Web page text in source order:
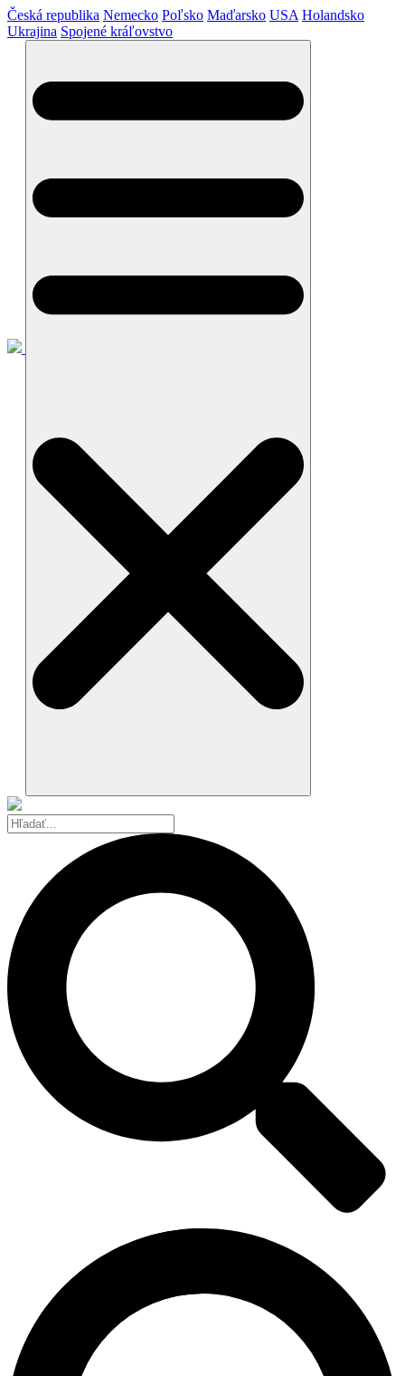
Česká republika Nemecko Poľsko Maďarsko USA Holandsko
Ukrajina Spojené kráľovstvo